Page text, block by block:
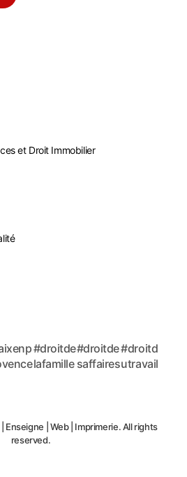
et Droit Immobilier
#droitde
lafamille
#droitde
saffaires
#droitd
utravail
| Enseigne Web| Imprimerie. All rights
reserved.